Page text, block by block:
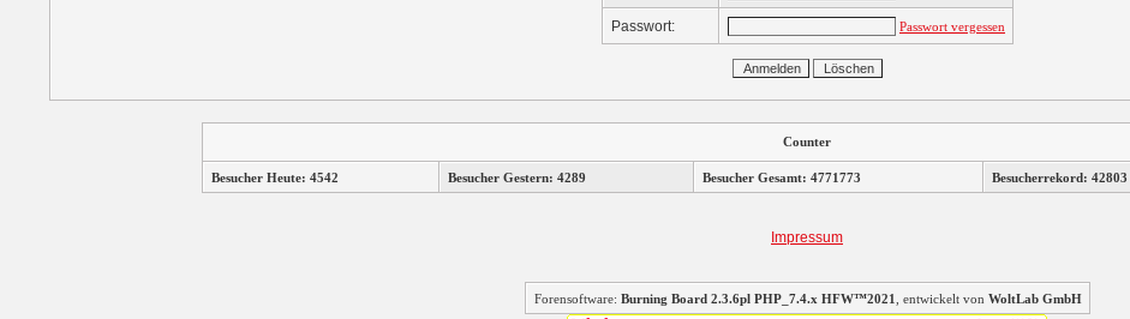
Passwort: Passwort vergessen
Counter
Besucher Heute: 4542 Besucher Gestern: 4289 Besucher Gesamt: 4771773 Besucherrekord: 42803
Impressum
Forensoftware: Burning Board 2.3.6pl PHP_7.4.x HFW™2021 , entwickelt von WoltLab GmbH